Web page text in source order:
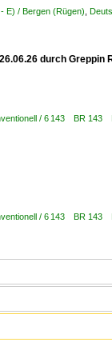
E) / Bergen (Rügen)
durch Greppin
/ 6 143 BR
/ 6 143 BR